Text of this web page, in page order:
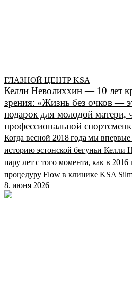
ГЛАЗНОЙ ЦЕНТР KSA
Келли Неволиххин — 10 лет
зрения: «Жизнь без очков —
подарок для молодой матери,
профессиональной
Когда весной 2018 года мы
историю эстонской бегуньи Келли
пару лет с того момента, как в 2016
процедуру Flow в клинике KSA
8. июня 2026